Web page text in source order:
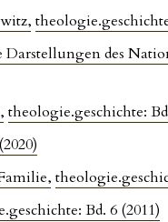
,
des
,theologie.geschichte:
,
Bd. 6 (2011)